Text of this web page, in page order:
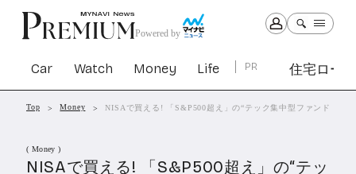
Powered by
Car Watch Money Life PR 住宅ロー
Car1301 Watch Money Life
Top Money NISAで買える! 「S&P500超え」の“テック集中型ファンド”4選
( Money )
NISAで買える! 「S&P500超え」の“テッ